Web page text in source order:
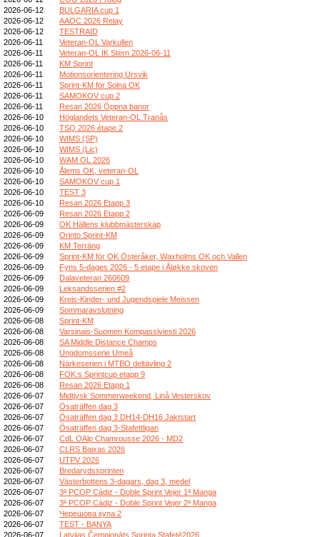
2026-06-12
BULGARIA cup 1
2026-06-12
AAOC 2026 Relay
2026-06-12
TESTRAID
2026-06-11
Veteran-OL Varkullen
2026-06-11
Veteran-OL IK Stern 2026-06-11
2026-06-11
KM Sprint
2026-06-11
Motionsorientering Ursvik
2026-06-11
Sprint-KM för Solna OK
2026-06-11
SAMOKOV cup 2
2026-06-11
Resan 2026 Öppna banor
2026-06-10
Höglandets Veteran-OL Tranås
2026-06-10
TSQ 2026 étape 2
2026-06-10
WIMS (SP)
2026-06-10
WIMS (Lic)
2026-06-10
WAM OL 2026
2026-06-10
Ålems OK, veteran-OL
2026-06-10
SAMOKOV cup 1
2026-06-10
TEST 3
2026-06-10
Resan 2026 Etapp 3
2026-06-09
Resan 2026 Etapp 2
2026-06-09
OK Hällens klubbmästerskap
2026-06-09
Orinto Sprint-KM
2026-06-09
KM Terräng
2026-06-09
Sprint-KM för OK Österåker, Waxholms OK och Vallen
2026-06-09
Fyns 5-dages 2026 - 5 etape i Åløkke skoven
2026-06-09
Dalaveteran 260609
2026-06-09
Leksandsserien #2
2026-06-09
Kreis-Kinder- und Jugendspiele Meissen
2026-06-09
Sommaravslutning
2026-06-08
Sprint-KM
2026-06-08
Varsinais-Suomen Kompassiviesti 2026
2026-06-08
SA Middle Distance Champs
2026-06-08
Ungdomsserie Umeå
2026-06-08
Närkeserien i MTBO deltävling 2
2026-06-08
FOK:s Sprintcup etapp 9
2026-06-08
Resan 2026 Etapp 1
2026-06-07
Midtjysk Sommerweekend, Linå Vesterskov
2026-06-07
Ösaträffen dag 3
2026-06-07
Ösaträffen dag 3 DH14-DH16 Jaktstart
2026-06-07
Ösaträffen dag 3-Stafettligan
2026-06-07
CdL OAlp Chamrousse 2026 - MD2
2026-06-07
CLRS Baixas 2026
2026-06-07
UTPV 2026
2026-06-07
Bredarydssprinten
2026-06-07
Västerbottens 3-dagars, dag 3, medel
2026-06-07
3ª PCOP Cádiz - Doble Sprint Vejer 1ª Manga
2026-06-07
3ª PCOP Cádiz - Doble Sprint Vejer 2ª Manga
2026-06-07
Черешова купа 2
2026-06-07
TEST - BANYA
2026-06-07
Latvijas Čempionāts Sprinta Stafetē2026